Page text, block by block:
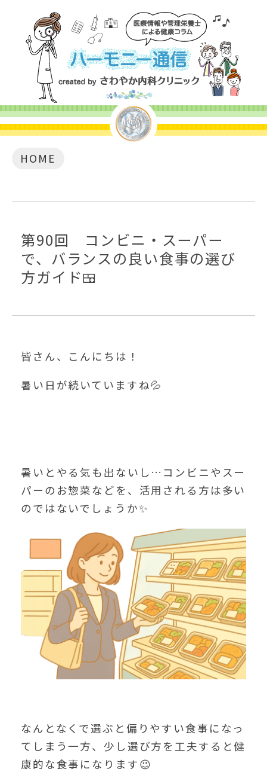
HOME
第90回 コンビニ・スーパー
で、バランスの良い食事の選び
方ガイド🍱
皆さん、こんにちは！
暑い日が続いていますね💦
暑いとやる気も出ないし…コンビニやスー
パーのお惣菜などを、活用される方は多い
のではないでしょうか✨
なんとなくで選ぶと偏りやすい食事になっ
てしまう一方、少し選び方を工夫すると健
康的な食事になります😉